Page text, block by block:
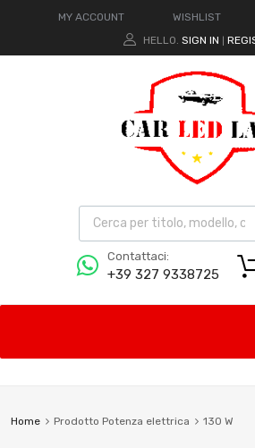
MY ACCOUNT WISHLIST
HELLO. SIGN IN
Contattaci:
+39 327 9338725
Home Prodotto Potenza elettrica 130 W